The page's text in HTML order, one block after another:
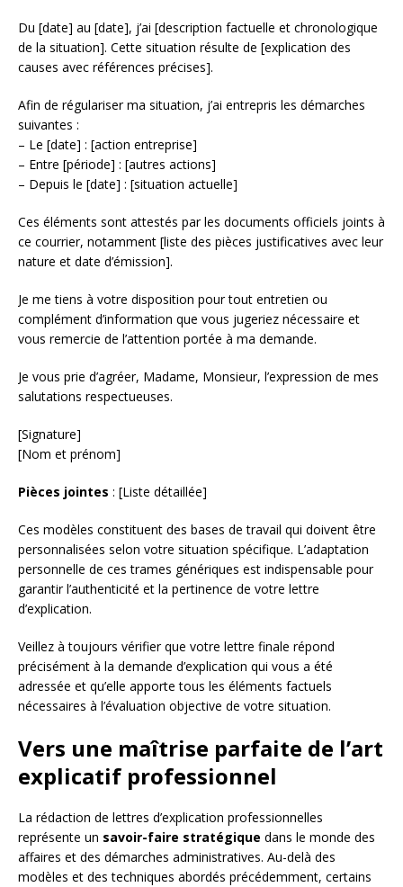
Du [date] au [date], j’ai [description factuelle et chronologique
de la situation]. Cette situation résulte de [explication des
causes avec références précises].
Afin de régulariser ma situation, j’ai entrepris les démarches
suivantes :
– Le [date] : [action entreprise]
– Entre [période] : [autres actions]
– Depuis le [date] : [situation actuelle]
Ces éléments sont attestés par les documents officiels joints à
ce courrier, notamment [liste des pièces justificatives avec leur
nature et date d’émission].
Je me tiens à votre disposition pour tout entretien ou
complément d’information que vous jugeriez nécessaire et
vous remercie de l’attention portée à ma demande.
Je vous prie d’agréer, Madame, Monsieur, l’expression de mes
salutations respectueuses.
[Signature]
[Nom et prénom]
Pièces jointes : [Liste détaillée]
Ces modèles constituent des bases de travail qui doivent être
personnalisées selon votre situation spécifique. L’adaptation
personnelle de ces trames génériques est indispensable pour
garantir l’authenticité et la pertinence de votre lettre
d’explication.
Veillez à toujours vérifier que votre lettre finale répond
précisément à la demande d’explication qui vous a été
adressée et qu’elle apporte tous les éléments factuels
nécessaires à l’évaluation objective de votre situation.
Vers une maîtrise parfaite de l’art
explicatif professionnel
La rédaction de lettres d’explication professionnelles
représente un savoir-faire stratégique dans le monde des
affaires et des démarches administratives. Au-delà des
modèles et des techniques abordés précédemment, certains